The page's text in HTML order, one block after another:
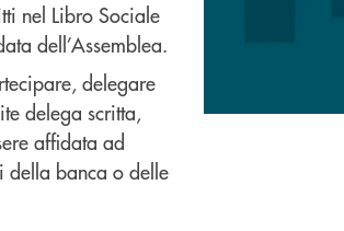
nel Libro Sociale
dell’Assemblea.
delegare
delega scritta,
affidata ad
della banca o delle